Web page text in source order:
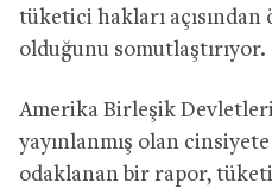
tüketici hakları açısından
olduğunu somutlaştırıyor.
Amerika Birleşik
yayınlanmış olan
odaklanan bir rapor,